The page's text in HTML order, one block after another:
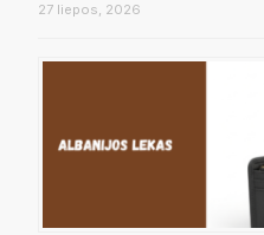
27 liepos, 2026